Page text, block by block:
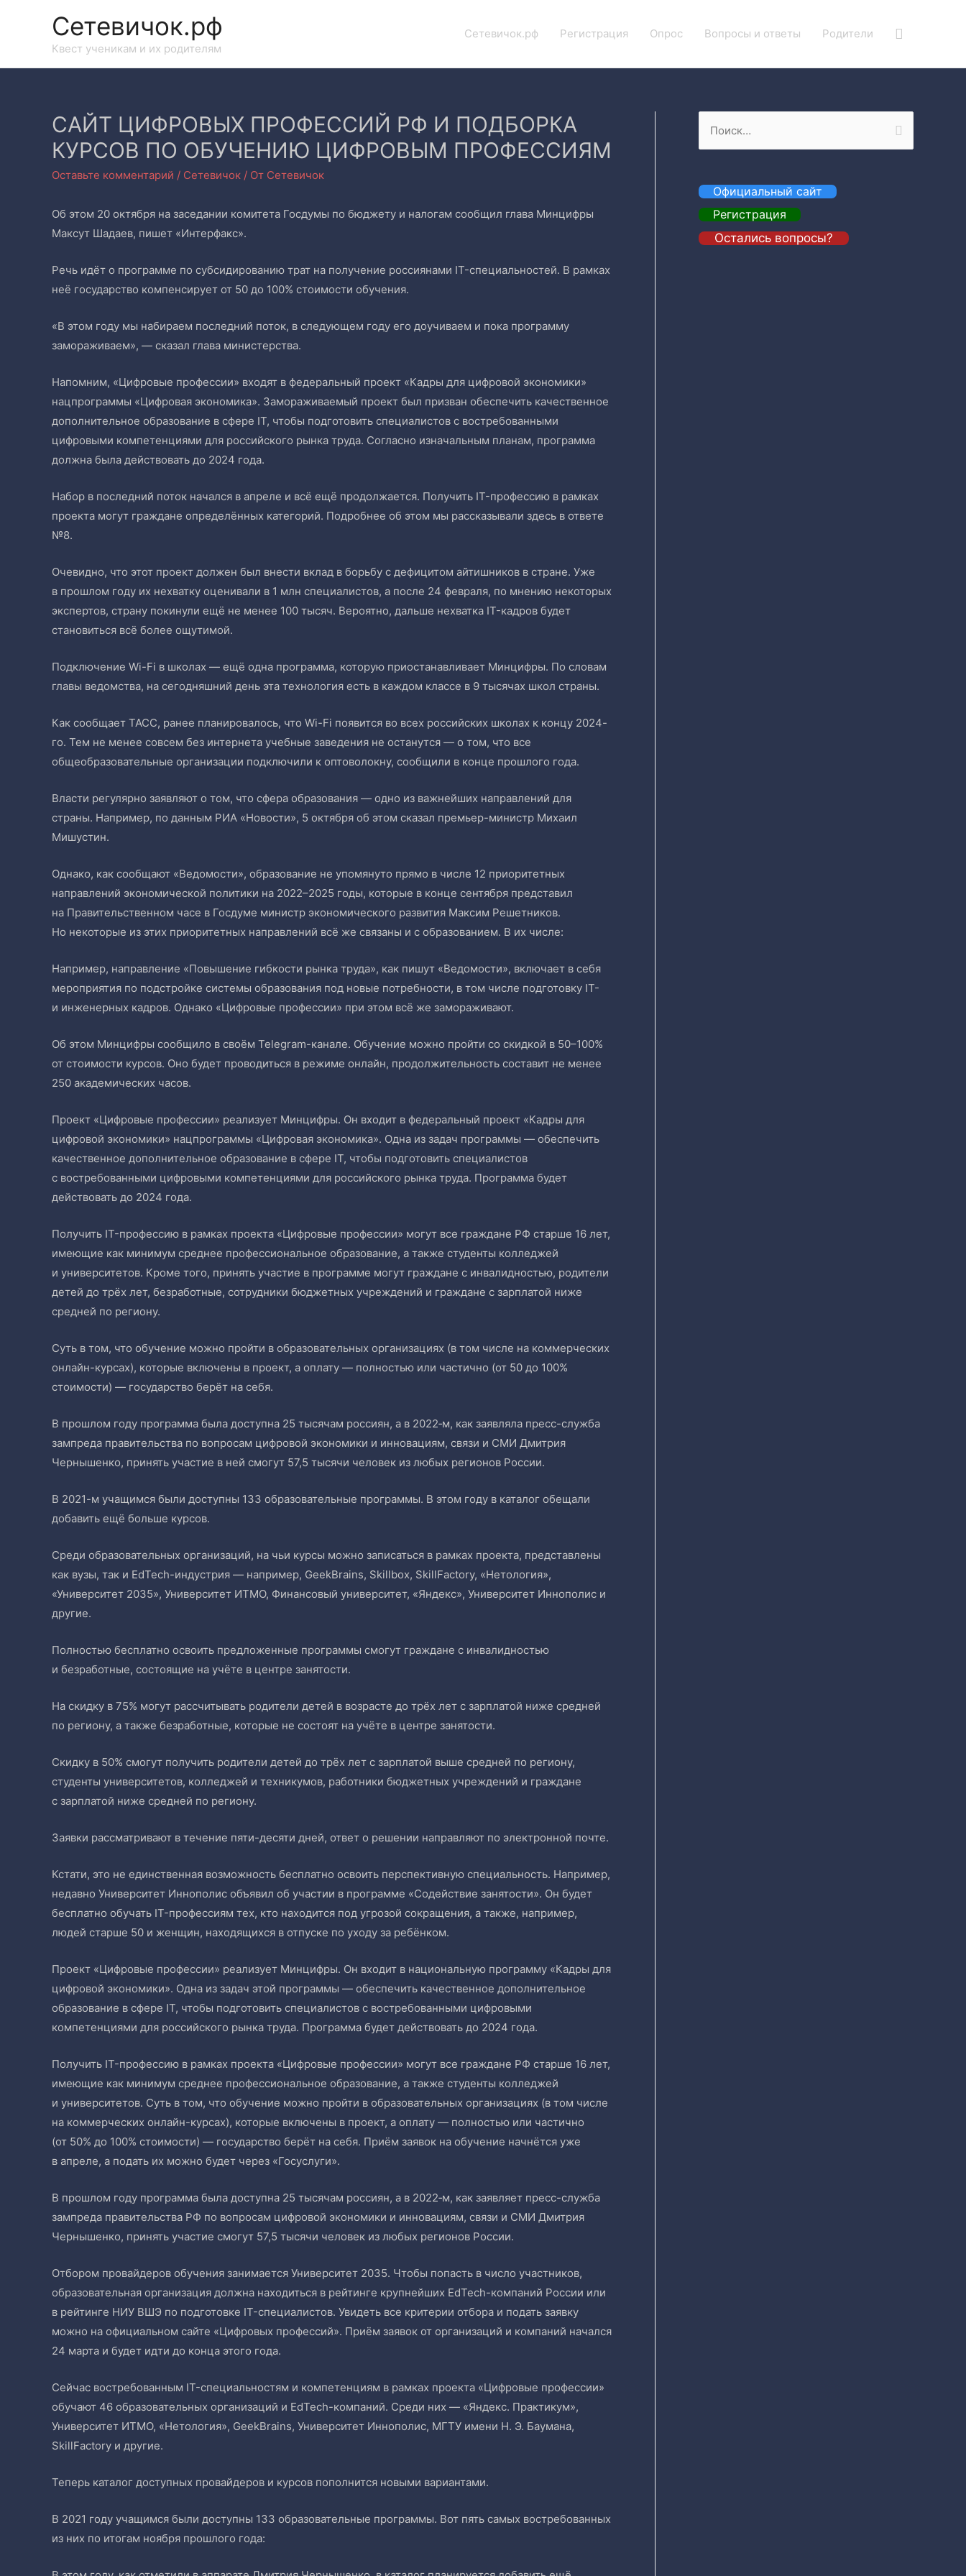
Сетевичок.рф
Квест ученикам и их родителям
Сетевичок.рф Регистрация Опрос Вопросы и ответы Родители Поиск
САЙТ ЦИФРОВЫХ ПРОФЕССИЙ РФ И ПОДБОРКА
КУРСОВ ПО ОБУЧЕНИЮ ЦИФРОВЫМ ПРОФЕССИЯМ
Оставьте комментарий / Сетевичок / От Сетевичок
Об этом 20 октября на заседании комитета Госдумы по бюджету и налогам сообщил глава Минцифры
Максут Шадаев, пишет «Интерфакс».
Речь идёт о программе по субсидированию трат на получение россиянами IT-специальностей. В рамках
неё государство компенсирует от 50 до 100% стоимости обучения.
«В этом году мы набираем последний поток, в следующем году его доучиваем и пока программу
замораживаем», — сказал глава министерства.
Напомним, «Цифровые профессии» входят в федеральный проект «Кадры для цифровой экономики»
нацпрограммы «Цифровая экономика». Замораживаемый проект был призван обеспечить качественное
дополнительное образование в сфере IT, чтобы подготовить специалистов с востребованными
цифровыми компетенциями для российского рынка труда. Согласно изначальным планам, программа
должна была действовать до 2024 года.
Набор в последний поток начался в апреле и всё ещё продолжается. Получить IT-профессию в рамках
проекта могут граждане определённых категорий. Подробнее об этом мы рассказывали здесь в ответе
№8.
Очевидно, что этот проект должен был внести вклад в борьбу с дефицитом айтишников в стране. Уже
в прошлом году их нехватку оценивали в 1 млн специалистов, а после 24 февраля, по мнению некоторых
экспертов, страну покинули ещё не менее 100 тысяч. Вероятно, дальше нехватка IT-кадров будет
становиться всё более ощутимой.
Подключение Wi-Fi в школах — ещё одна программа, которую приостанавливает Минцифры. По словам
главы ведомства, на сегодняшний день эта технология есть в каждом классе в 9 тысячах школ страны.
Как сообщает ТАСС, ранее планировалось, что Wi-Fi появится во всех российских школах к концу 2024-
го. Тем не менее совсем без интернета учебные заведения не останутся — о том, что все
общеобразовательные организации подключили к оптоволокну, сообщили в конце прошлого года.
Власти регулярно заявляют о том, что сфера образования — одно из важнейших направлений для
страны. Например, по данным РИА «Новости», 5 октября об этом сказал премьер-министр Михаил
Мишустин.
Однако, как сообщают «Ведомости», образование не упомянуто прямо в числе 12 приоритетных
направлений экономической политики на 2022–2025 годы, которые в конце сентября представил
на Правительственном часе в Госдуме министр экономического развития Максим Решетников.
Но некоторые из этих приоритетных направлений всё же связаны и с образованием. В их числе:
Например, направление «Повышение гибкости рынка труда», как пишут «Ведомости», включает в себя
мероприятия по подстройке системы образования под новые потребности, в том числе подготовку IT-
и инженерных кадров. Однако «Цифровые профессии» при этом всё же замораживают.
Об этом Минцифры сообщило в своём Telegram-канале. Обучение можно пройти со скидкой в 50–100%
от стоимости курсов. Оно будет проводиться в режиме онлайн, продолжительность составит не менее
250 академических часов.
Проект «Цифровые профессии» реализует Минцифры. Он входит в федеральный проект «Кадры для
цифровой экономики» нацпрограммы «Цифровая экономика». Одна из задач программы — обеспечить
качественное дополнительное образование в сфере IT, чтобы подготовить специалистов
с востребованными цифровыми компетенциями для российского рынка труда. Программа будет
действовать до 2024 года.
Получить IT-профессию в рамках проекта «Цифровые профессии» могут все граждане РФ старше 16 лет,
имеющие как минимум среднее профессиональное образование, а также студенты колледжей
и университетов. Кроме того, принять участие в программе могут граждане с инвалидностью, родители
детей до трёх лет, безработные, сотрудники бюджетных учреждений и граждане с зарплатой ниже
средней по региону.
Суть в том, что обучение можно пройти в образовательных организациях (в том числе на коммерческих
онлайн-курсах), которые включены в проект, а оплату — полностью или частично (от 50 до 100%
стоимости) — государство берёт на себя.
В прошлом году программа была доступна 25 тысячам россиян, а в 2022‑м, как заявляла пресс-служба
зампреда правительства по вопросам цифровой экономики и инновациям, связи и СМИ Дмитрия
Чернышенко, принять участие в ней смогут 57,5 тысячи человек из любых регионов России.
В 2021-м учащимся были доступны 133 образовательные программы. В этом году в каталог обещали
добавить ещё больше курсов.
Среди образовательных организаций, на чьи курсы можно записаться в рамках проекта, представлены
как вузы, так и EdTech-индустрия — например, GeekBrains, Skillbox, SkillFactory, «Нетология»,
«Университет 2035», Университет ИТМО, Финансовый университет, «Яндекс», Университет Иннополис и
другие.
Полностью бесплатно освоить предложенные программы смогут граждане с инвалидностью
и безработные, состоящие на учёте в центре занятости.
На скидку в 75% могут рассчитывать родители детей в возрасте до трёх лет с зарплатой ниже средней
по региону, а также безработные, которые не состоят на учёте в центре занятости.
Скидку в 50% смогут получить родители детей до трёх лет с зарплатой выше средней по региону,
студенты университетов, колледжей и техникумов, работники бюджетных учреждений и граждане
с зарплатой ниже средней по региону.
Заявки рассматривают в течение пяти-десяти дней, ответ о решении направляют по электронной почте.
Кстати, это не единственная возможность бесплатно освоить перспективную специальность. Например,
недавно Университет Иннополис объявил об участии в программе «Содействие занятости». Он будет
бесплатно обучать IT-профессиям тех, кто находится под угрозой сокращения, а также, например,
людей старше 50 и женщин, находящихся в отпуске по уходу за ребёнком.
Проект «Цифровые профессии» реализует Минцифры. Он входит в национальную программу «Кадры для
цифровой экономики». Одна из задач этой программы — обеспечить качественное дополнительное
образование в сфере IT, чтобы подготовить специалистов с востребованными цифровыми
компетенциями для российского рынка труда. Программа будет действовать до 2024 года.
Получить IT-профессию в рамках проекта «Цифровые профессии» могут все граждане РФ старше 16 лет,
имеющие как минимум среднее профессиональное образование, а также студенты колледжей
и университетов. Суть в том, что обучение можно пройти в образовательных организациях (в том числе
на коммерческих онлайн-курсах), которые включены в проект, а оплату — полностью или частично
(от 50% до 100% стоимости) — государство берёт на себя. Приём заявок на обучение начнётся уже
в апреле, а подать их можно будет через «Госуслуги».
В прошлом году программа была доступна 25 тысячам россиян, а в 2022‑м, как заявляет пресс-служба
зампреда правительства РФ по вопросам цифровой экономики и инновациям, связи и СМИ Дмитрия
Чернышенко, принять участие смогут 57,5 тысячи человек из любых регионов России.
Отбором провайдеров обучения занимается Университет 2035. Чтобы попасть в число участников,
образовательная организация должна находиться в рейтинге крупнейших EdTech-компаний России или
в рейтинге НИУ ВШЭ по подготовке IT-специалистов. Увидеть все критерии отбора и подать заявку
можно на официальном сайте «Цифровых профессий». Приём заявок от организаций и компаний начался
24 марта и будет идти до конца этого года.
Сейчас востребованным IT-специальностям и компетенциям в рамках проекта «Цифровые профессии»
обучают 46 образовательных организаций и EdTech-компаний. Среди них — «Яндекс. Практикум»,
Университет ИТМО, «Нетология», GeekBrains, Университет Иннополис, МГТУ имени Н. Э. Баумана,
SkillFactory и другие.
Теперь каталог доступных провайдеров и курсов пополнится новыми вариантами.
В 2021 году учащимся были доступны 133 образовательные программы. Вот пять самых востребованных
из них по итогам ноября прошлого года:
т
и
Официальный сайт
Регистрация
Остались вопросы?